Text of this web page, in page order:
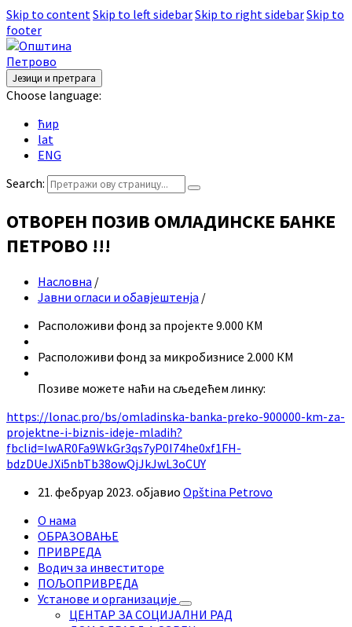
Skip to contentSkip to left sidebarSkip to right sidebarSkip to
footer
Језици и претрага
Choose language:
ћир
lat
ENG
Search:
ОТВОРЕН ПОЗИВ ОМЛАДИНСКЕ БАНКЕ
ПЕТРОВО !!!
Насловна /
Јавни огласи и обавјештенја /
Расположиви фонд за пројекте 9.000 КМ
Расположиви фонд за микробизнисе 2.000 КМ
Позиве можете наћи на сљедећем линку:
https://lonac.pro/bs/omladinska-banka-preko-900000-km-za-
projektne-i-biznis-ideje-mladih?
fbclid=IwAR0Fa9WkGr3qs7yP0I74he0xf1FH-
bdzDUeJXi5nbTb38owQjJkJwL3oCUY
21. фебруар 2023. објавио Opština Petrovo
О нама
ОБРАЗОВАЊЕ
ПРИВРЕДА
Водич за инвеститоре
ПОЉОПРИВРЕДА
Установе и организације
ЦЕНТАР ЗА СОЦИЈАЛНИ РАД